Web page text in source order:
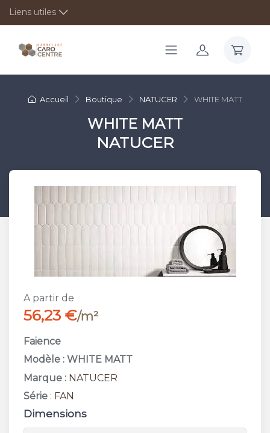
Liens utiles
Accueil Boutique NATUCER WHITE MATT
WHITE MATT
NATUCER
A partir de
56,23 €/m²
Faience
Modèle : WHITE MATT
Marque : NATUCER
Série : FAN
Dimensions